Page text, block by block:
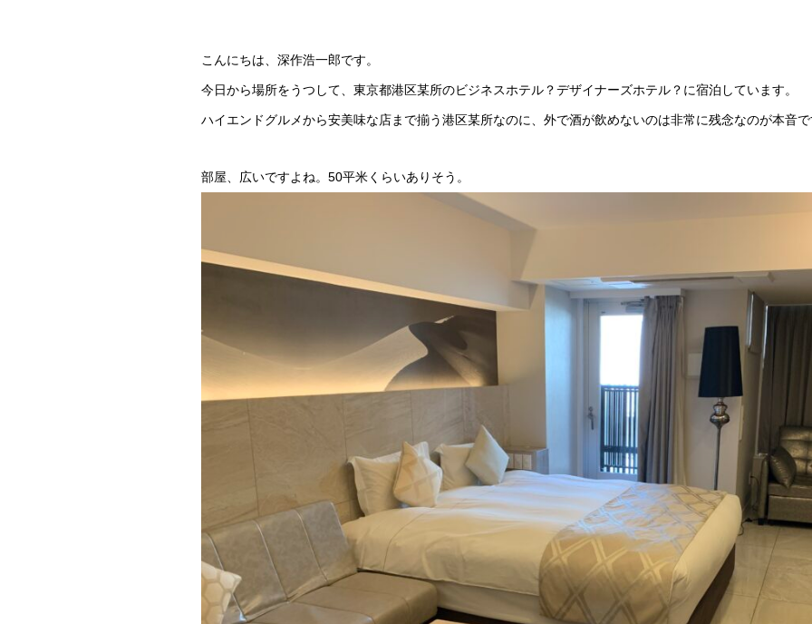
こんにちは、深作浩一郎です。
今日から場所をうつして、東京都港区某所のビジネスホテル？デザイナーズホテル？に宿泊しています。
ハイエンドグルメから安美味な店まで揃う港区某所なのに、外で酒が飲めないのは非常に残念なのが本音
部屋、広いですよね。50平米くらいありそう。